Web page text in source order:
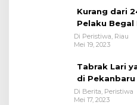
Kurang dari
Pelaku Begal
Satreskrim
Di Peristiwa, Riau
Mei 19, 2023
Tabrak Lari
di
Di Berita, Peristiwa
Mei 17, 2023